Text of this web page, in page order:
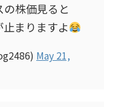
株価見ると
まりますよ
May 21,